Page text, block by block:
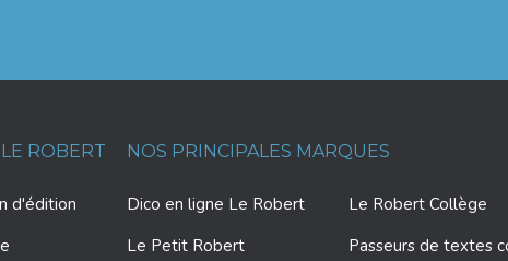
ROBERT
d'édition
NOS PRINCIPALES MARQUES
Dico en ligne Le Robert
Le Petit Robert
Le Robert Collège
Passeurs de textes